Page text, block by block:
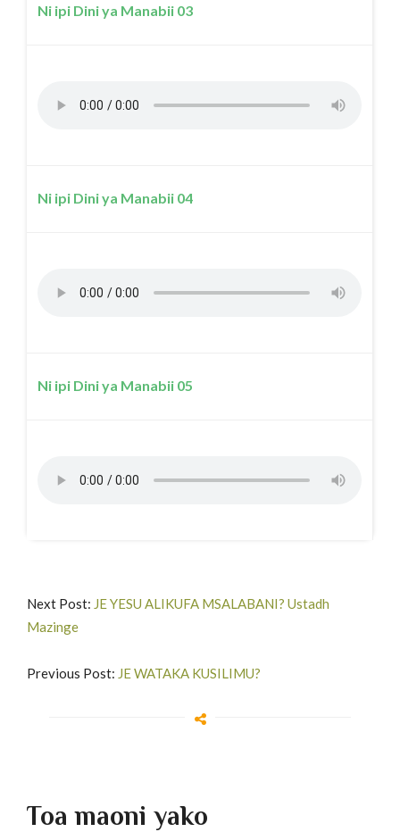
Ni ipi Dini ya Manabii 03
Ni ipi Dini ya Manabii 04
Ni ipi Dini ya Manabii 05
Next Post: JE YESU ALIKUFA MSALABANI? Ustadh
Mazinge
Previous Post: JE WATAKA KUSILIMU?
Toa maoni yako